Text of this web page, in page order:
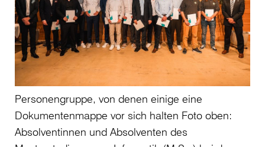
Personengruppe, von denen einige eine
Dokumentenmappe vor sich halten Foto oben:
Absolventinnen und Absolventen des